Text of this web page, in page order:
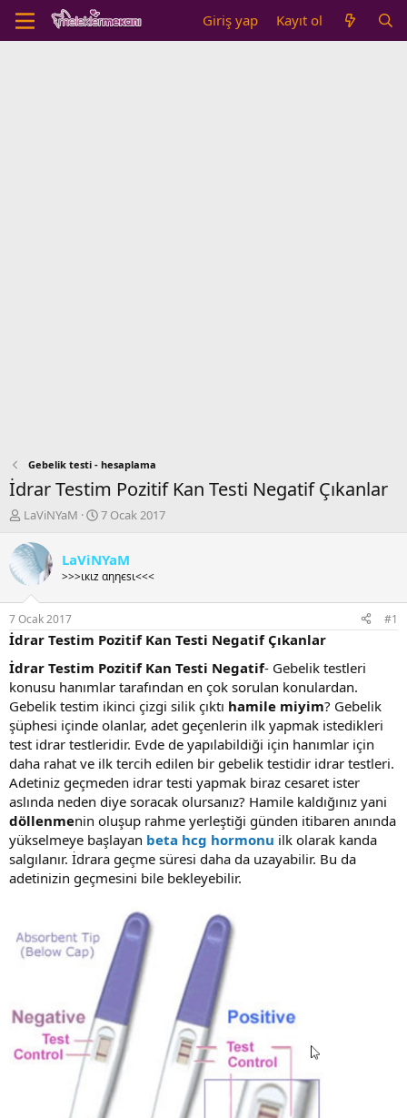
Giriş yap Kayıt ol
Gebelik testi - hesaplama
İdrar Testim Pozitif Kan Testi Negatif Çıkanlar
K
n
b
u
y
u
b
a
l
a
t
a
n
LaViNYaM
B
l
a
ı
ç
t
a
r
h
i
7 Ocak 2017
LaViNYaM
>>>ιкιz αηηєѕι<<<
7 Ocak 2017 #1
İdrar Testim Pozitif Kan Testi Negatif Çıkanlar
İdrar Testim Pozitif Kan Testi Negatif- Gebelik testleri
konusu hanımlar tarafından en çok sorulan konulardan.
Gebelik testim ikinci çizgi silik çıktı hamile miyim? Gebelik
şüphesi içinde olanlar, adet geçenlerin ilk yapmak istedikleri
test idrar testleridir. Evde de yapılabildiği için hanımlar için
daha rahat ve ilk tercih edilen bir gebelik testidir idrar testleri.
Adetiniz geçmeden idrar testi yapmak biraz cesaret ister
aslında neden diye soracak olursanız? Hamile kaldığınız yani
döllenmenin oluşup rahme yerleştiği günden itibaren anında
yükselmeye başlayan beta hcg hormonu ilk olarak kanda
salgılanır. İdrara geçme süresi daha da uzayabilir. Bu da
adetinizin geçmesini bile bekleyebilir.